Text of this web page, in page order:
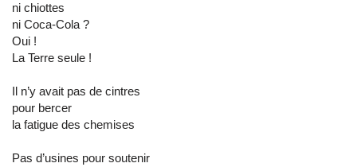
ni chiottes
ni Coca-Cola ?
Oui !
La Terre seule !
Il n’y avait pas de cintres
pour bercer
la fatigue des chemises
Pas d’usines pour soutenir